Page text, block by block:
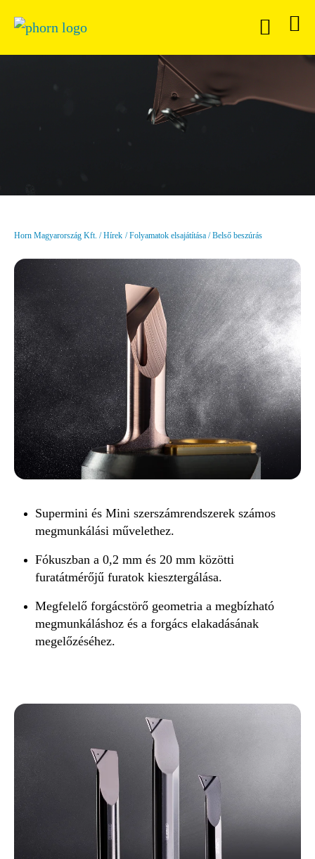
Horn Magyarország Kft. Hírek Folyamatok elsajátítása Belső beszúrás
Supermini és Mini szerszámrendszerek számos
megmunkálási művelethez.
Fókuszban a 0,2 mm és 20 mm közötti
furatátmérőjű furatok kiesztergálása.
Megfelelő forgácstörő geometria a megbízható
megmunkáláshoz és a forgács elakadásának
megelőzéséhez.